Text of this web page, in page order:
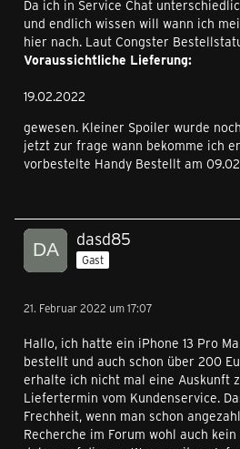
Da ich in Service Chat
und endlich wissen will wann ich
hier nach. Laut Congster
Voraussichtliche Lieferung:
19.02.2022
gewesen. Kleiner Spoiler wurde
jetzt zur frage wann bekomme ich
vorbestelte Handy Bestellt am
dasd85
Gast
21. Februar 2022 um 17:07
Hallo, ich hatte ein iPhone 13 Pro
bestellt und auch schon über 200
erhalte ich nicht mal eine Auskunft
Liefertermin vom Kundenservice.
Frechheit, wenn man schon
Recherche im Forum wohl auch